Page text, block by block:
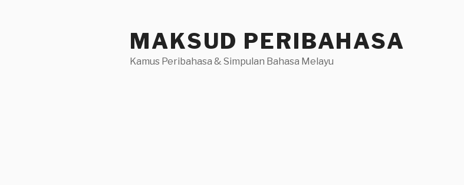
MAKSUD PERIBAHASA
Kamus Peribahasa & Simpulan Bahasa Melayu